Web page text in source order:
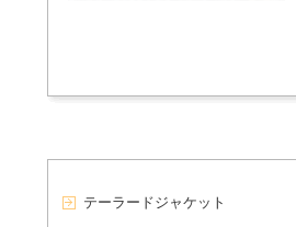
テーラードジャケット